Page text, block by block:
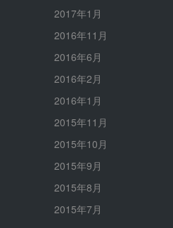
2017年1月
2016年11月
2016年6月
2016年2月
2016年1月
2015年11月
2015年10月
2015年9月
2015年8月
2015年7月